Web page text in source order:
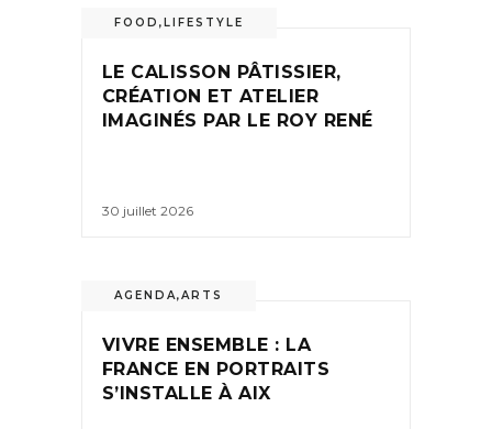
FOOD , LIFESTYLE
LE CALISSON PÂTISSIER,
CRÉATION ET ATELIER
IMAGINÉS PAR LE ROY RENÉ
30 juillet 2026
AGENDA,ARTS
VIVRE ENSEMBLE : LA
FRANCE EN PORTRAITS
S’INSTALLE À AIX